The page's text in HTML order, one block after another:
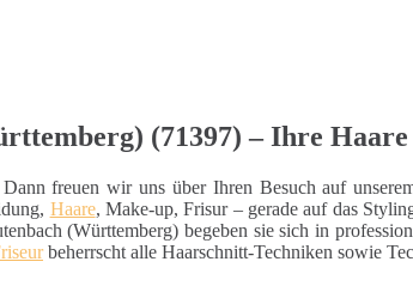
(71397) – Ihre Haare
freuen wir uns über Ihren Besuch auf
Haare, Make-up, Frisur – gerade auf das
(Württemberg) begeben sie sich in
beherrscht alle Haarschnitt-Techniken sowie